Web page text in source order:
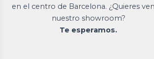
en el centro de Barcelona. ¿Quieres
nuestro showroom?
Te esperamos.